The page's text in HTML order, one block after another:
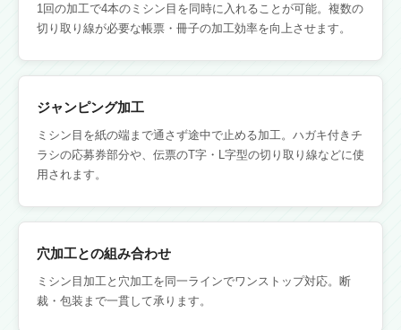
1回の加工で4本のミシン目を同時に入れることが可能。複数の
切り取り線が必要な帳票・冊子の加工効率を向上させます。
ジャンピング加工
ミシン目を紙の端まで通さず途中で止める加工。ハガキ付きチ
ラシの応募券部分や、伝票のT字・L字型の切り取り線などに使
用されます。
穴加工との組み合わせ
ミシン目加工と穴加工を同一ラインでワンストップ対応。断
裁・包装まで一貫して承ります。